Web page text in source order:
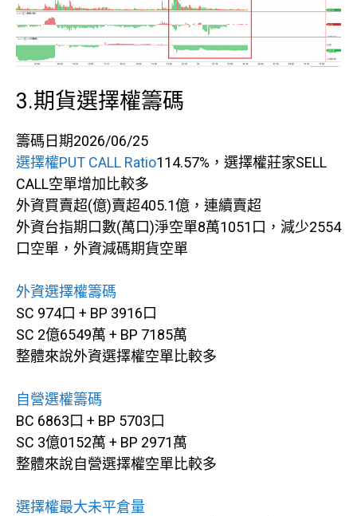
3.期貨選擇權籌碼
籌碼日期2026/06/25
選擇權PUT CALL Ratio114.57%，選擇權莊家SELL
CALL空單增加比較多
外資買賣超(億)賣超405.1億，連續賣超
外資台指期口數(萬口)淨空單8萬1051口，減少2554
口空單，外資減碼期貨空單
外資選擇權籌碼
SC 974口 + BP 3916口
SC 2億6549萬 + BP 7185萬
整體來說外資選擇權空單比較多
自營選權籌碼
BC 6863口 + BP 5703口
SC 3億0152萬 + BP 2971萬
整體來說自營選擇權空單比較多
選擇權最大未平倉量